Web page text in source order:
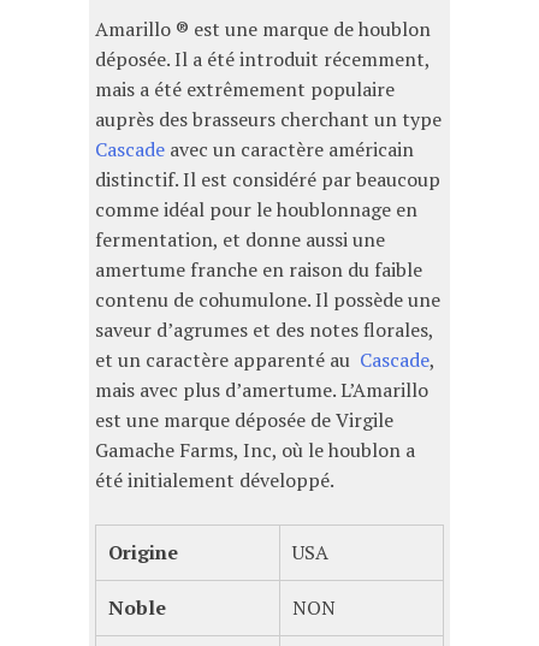
Amarillo ® est une marque de houblon
déposée. Il a été introduit récemment,
mais a été extrêmement populaire
auprès des brasseurs cherchant un type
Cascade avec un caractère américain
distinctif. Il est considéré par beaucoup
comme idéal pour le houblonnage en
fermentation, et donne aussi une
amertume franche en raison du faible
contenu de cohumulone. Il possède une
saveur d’agrumes et des notes florales,
et un caractère apparenté au Cascade,
mais avec plus d’amertume. L’Amarillo
est une marque déposée de Virgile
Gamache Farms, Inc, où le houblon a
été initialement développé.
Origine USA
Noble NON